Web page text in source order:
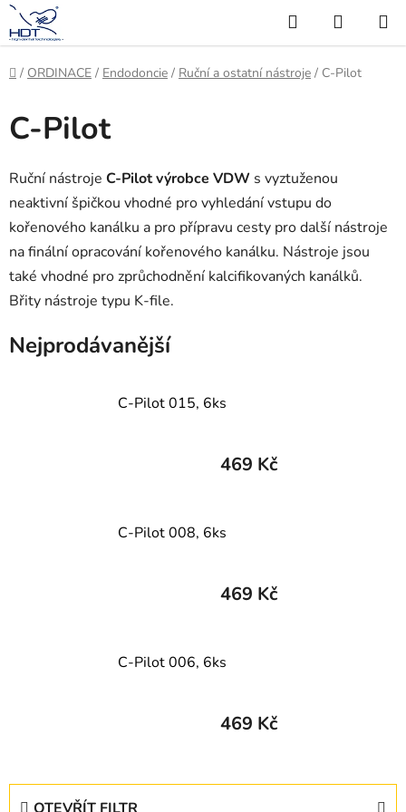
Přejít
na
obsah
Hledat
KOŠÍK
Domů
/ ORDINACE / Endodoncie / Ruční a ostatní nástroje / C-Pilot
C-Pilot
Ruční nástroje C-Pilot výrobce VDW s vyztuženou
neaktivní špičkou vhodné pro vyhledání vstupu do
kořenového kanálku a pro přípravu cesty pro další nástroje
na finální opracování kořenového kanálku. Nástroje jsou
také vhodné pro zprůchodnění kalcifikovaných kanálků.
Břity nástroje typu K-file.
Nejprodávanější
C-Pilot 015, 6ks
469 Kč
C-Pilot 008, 6ks
469 Kč
C-Pilot 006, 6ks
469 Kč
OTEVŘÍT FILTR
V